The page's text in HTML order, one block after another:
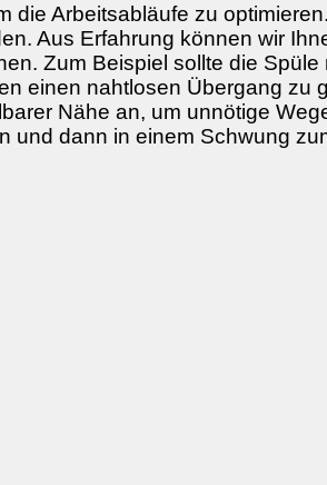
Arbeitsabläufe zu
Aus Erfahrung können wir
Zum Beispiel sollte die
einen nahtlosen Übergang zu
Nähe an, um unnötige
und dann in einem Schwung